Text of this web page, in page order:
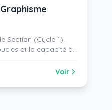
Section (Cycle 1).
et la capacité à
Voir